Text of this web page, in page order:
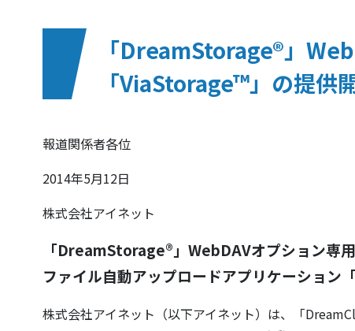
「DreamStorage®」
「ViaStorage™」の提供
報道関係者各位
2014年5月12日
株式会社アイネット
「DreamStorage®」WebDAVオプション専用
ファイル自動アップロードアプリケーショ
株式会社アイネット（以下アイネット）は、「